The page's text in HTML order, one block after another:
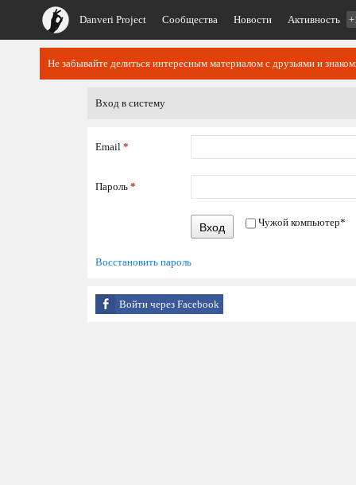
Danveri Project Сообщества Новости Активность
Не забывайте делиться интересным материалом с друзьями и
Вход в систему
Email *
Пароль *
Вход Чужой компьютер*
Восстановить пароль
Войти через Facebook